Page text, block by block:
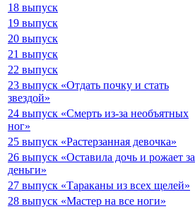
18 выпуск
19 выпуск
20 выпуск
21 выпуск
22 выпуск
23 выпуск «Отдать почку и стать
звездой»
24 выпуск «Смерть из-за необъятных
ног»
25 выпуск «Растерзанная девочка»
26 выпуск «Оставила дочь и рожает за
деньги»
27 выпуск «Тараканы из всех щелей»
28 выпуск «Мастер на все ноги»